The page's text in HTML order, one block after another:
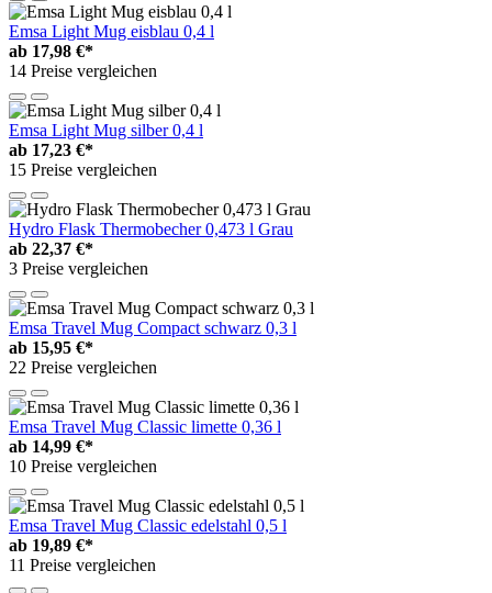
Emsa Light Mug eisblau 0,4 l
ab 17,98 €*
14 Preise vergleichen
Emsa Light Mug silber 0,4 l
ab 17,23 €*
15 Preise vergleichen
Hydro Flask Thermobecher 0,473 l Grau
ab 22,37 €*
3 Preise vergleichen
Emsa Travel Mug Compact schwarz 0,3 l
ab 15,95 €*
22 Preise vergleichen
Emsa Travel Mug Classic limette 0,36 l
ab 14,99 €*
10 Preise vergleichen
Emsa Travel Mug Classic edelstahl 0,5 l
ab 19,89 €*
11 Preise vergleichen